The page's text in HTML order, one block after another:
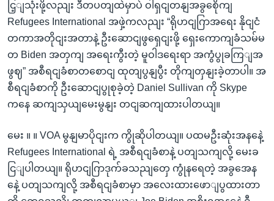
ငြ့ျသုံးဖို့လညျး ဒီတပတျထဲမှာပဲ ဝါရှငျတနျအခွစေိုကျ
Refugees International အဖှဲ့ကလညျး “ရိုဟငျဂြာအရေး နိုငျငံ
တကာအတိုငျးအတာနဲ့ ဦးဆောငျဖွရှေငျးဖို့ ရှေးကောကျခံသမ်မ
တ Biden အတှကျ အရေးကွီးတဲ့ မူဝါဒရေးရာ အကွံပွုခကြျအ
ဖွဈ” အစီရငျခံစာတစောငျ ထုတျပွနျပွီး တိုကျတှနျးခဲ့တာပါ။ အ
စီရငျခံစာကို ဦးဆောငျပွုစုခဲ့တဲ့ Daniel Sullivan ကို Skype
ကနေ ဆကျသှယျမေးမွနျး တငျဆကျထားပါတယျ။
မေး ။ ။ VOA မွနျမာပိုငျးက ကွိုဆိုပါတယျ။ ပထမဦးဆုံးအနနေဲ့
Refugees International ရဲ့ အစီရငျခံစာနဲ့ ပတျသကျလို့ မေးခ
ငြျပါတယျ။ ရိုဟငျဂြာဒုက်ခသညျတှေ ကွုံနရေတဲ့ အခွအေန
နေဲ့ ပတျသကျလို့ အစီရငျခံစာမှာ အလေးထားဖောျပွထားတာ